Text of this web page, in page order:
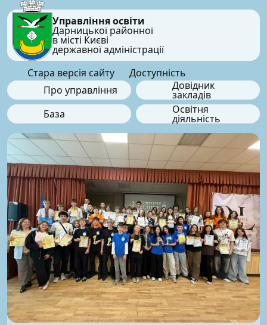
Управління освіти
Дарницької районної
в місті Києві
державної адміністрації
Стара версія сайту
Доступність
Про управління
Довідник
закладів
База
Освітня
діяльність